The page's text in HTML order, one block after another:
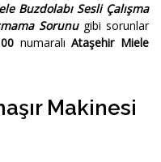
Buzdolabı Sesli Çalışma
Sorunugibi sorunlar
numaralıAtaşehir Miele
Makinesi